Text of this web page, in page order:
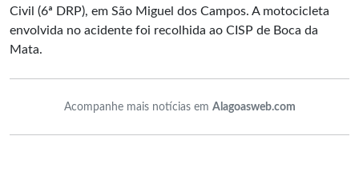
Civil (6ª DRP), em São Miguel dos Campos. A motocicleta
envolvida no acidente foi recolhida ao CISP de Boca da
Mata.
Acompanhe mais notícias em Alagoasweb.com